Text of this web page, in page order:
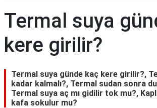
Termal suya
kere girilir?
Termal suya günde kaç kere girilir?,
kadar kalmalı?, Termal sudan sonra
Termal suya aç mı gidilir tok mu?,
kafa sokulur mu?